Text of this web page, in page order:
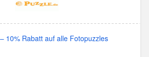
10% Rabatt auf alle Fotopuzzles